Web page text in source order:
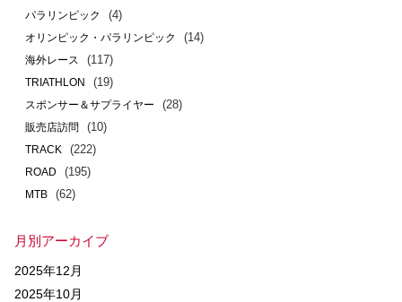
パラリンピック (4)
オリンピック・パラリンピック (14)
海外レース (117)
TRIATHLON (19)
スポンサー＆サプライヤー (28)
販売店訪問 (10)
TRACK (222)
ROAD (195)
MTB (62)
月別アーカイブ
2025年12月
2025年10月